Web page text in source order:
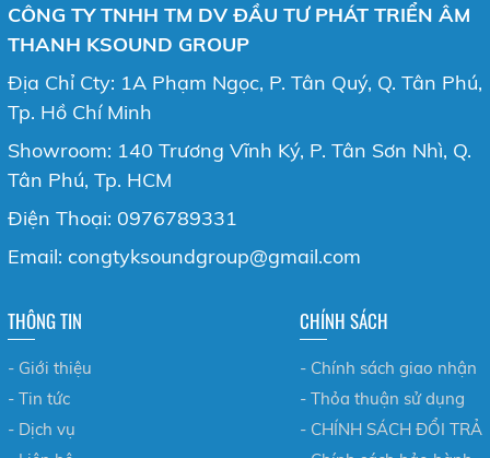
CÔNG TY TNHH TM DV ĐẦU TƯ PHÁT TRIỂN ÂM
THANH KSOUND GROUP
Địa Chỉ Cty: 1A Phạm Ngọc, P. Tân Quý, Q. Tân Phú,
Tp. Hồ Chí Minh
Showroom: 140 Trương Vĩnh Ký, P. Tân Sơn Nhì, Q.
Tân Phú, Tp. HCM
Điện Thoại: 0976789331
Email: congtyksoundgroup@gmail.com
THÔNG TIN
- Giới thiệu
- Tin tức
- Dịch vụ
CHÍNH SÁCH
- Chính sách giao nhận
- Thỏa thuận sử dụng
- CHÍNH SÁCH ĐỔI TRẢ